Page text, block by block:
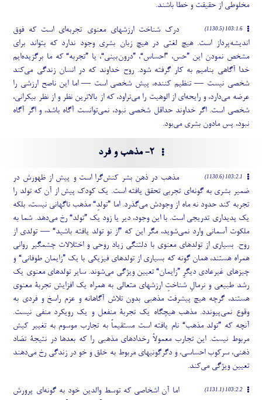
مخلوطی از حقیقت و خطا باشند.
103:1.6 (1130.5) درک شناخت ارزشهای معنوی تجربهای است که فوق
اندیشهپرداز است. هیچ لغتی در هیچ زبان بشری وجود ندارد که بتواند برای
مشخص نمودن این ”حس، ”احساس“، ”درونبینی“، یا ”تجربه“ که ما برگزیدهایم
خدا-آگاهی بنامیم به کار گرفته شود. روح خداوند که در انسان زندگی میکند
شخصی نیست — تنظیم کننده، پیش شخصی است — اما این ناصح ارزشی را
عرضه میدارد، و رایحهای از الوهیت را میتراود، که از بالاترین نظر و از نظر بیکرانی،
شخصی است. اگر خداوند حداقل شخصی نبود، نمیتوانست آگاه باشد، و اگر آگاه
نبود، پس مادون بشری میبود.
2- مذهب و فرد
103:2.1 (1130.6) مذهب در ذهن بشر کنشگرا است و پیش از ظهورش در
ضمیر بشری به گونهای تجربی تحقق یافته است. یک کودک پیش از آن که تولد را
تجربه کند حدود نه ماه از وجودش میگذرد. اما ”تولدِ“ مذهب ناگهانی نیست، بلکه
یک پدیداری تدریجی است. با این وجود، دیر یا زود یک ”تولد“ رخ میدهد. شما به
ملکوت آسمانی وارد نمیشوید، مگر این که ”از نو تولد یافته باشید“ — تولدی از
روح. بسیاری از تولدهای معنوی با دلتنگی زیاد روحی و اختلالات چشمگیر روانی
همراه هستند، همان گونه که بسیاری از تولدهای فیزیکی با یک ”زایمان طوفانی“ و
چیزهای غیرعادی دیگرِ ”زایمان“ تعیین ویژگی میشوند. سایر تولدهای معنوی یک
رشد طبیعی و نرمالِ شناختِ ارزشهای متعالی به همراه یک افزایش تجربۀ معنوی
هستند، گرچه هیچ پیشرفت مذهبی بدون تلاش آگاهانه و عزم راسخ و فردی به
وقوع نمیپیوندد. مذهب هیچگاه یک تجربۀ منفعل و یک رویکرد منفی نیست.
آنچه که ”تولد مذهب“ نام یافته است مستقیماً به تجارب موسوم به تغییر کیش
مربوط نیست. این تجارب معمولاً رخدادهای مذهبی را که بعدها در نتیجۀ تضاد
ذهنی، سرکوب احساسی، و دگرگونیهای مربوط به خلق و خو در زندگی رخ میدهند
تعیین ویژگی میکند.
103:2.2 (1131.1) اما آن اشخاصی که توسط والدین خود به گونهای پرورش